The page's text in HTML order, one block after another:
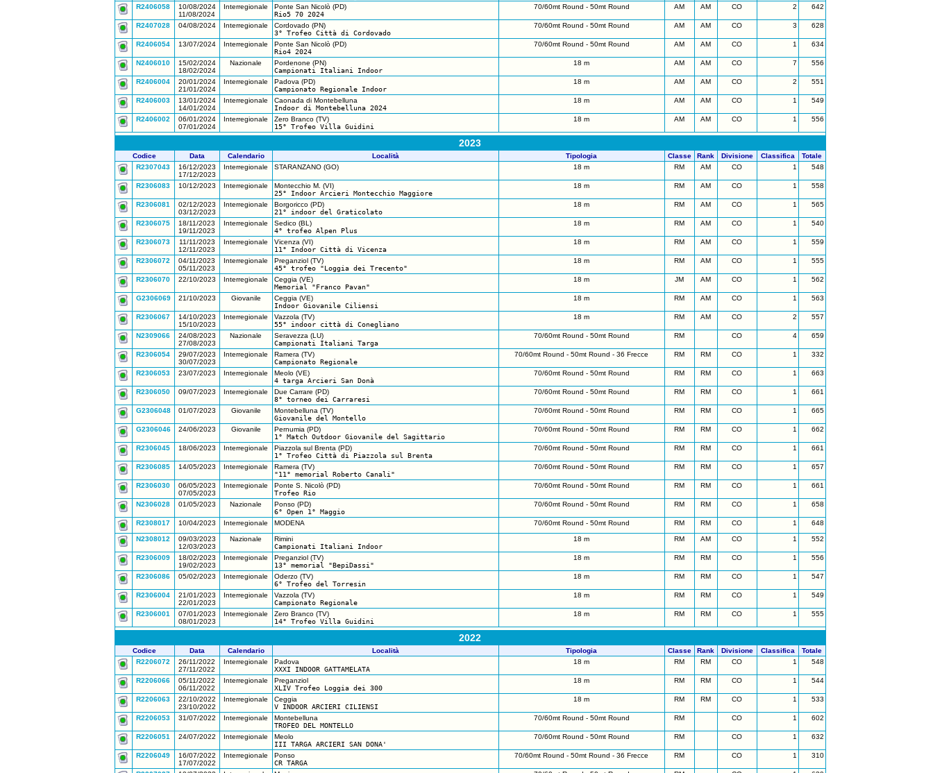
R2406058
10/08/2024
11/08/2024
Interregionale
Ponte San Nicolò (PD)
Rio5 70 2024
70/60mt Round - 50mt Round AM AM CO 2 642
R2407028 04/08/2024 Interregionale
Cordovado (PN)
3° Trofeo Città di Cordovado
70/60mt Round - 50mt Round AM AM CO 3 628
R2406054 13/07/2024 Interregionale
Ponte San Nicolò (PD)
Rio4 2024
70/60mt Round - 50mt Round AM AM CO 1 634
N2406010
15/02/2024
18/02/2024
Nazionale
Pordenone (PN)
Campionati Italiani Indoor
18 m AM AM CO 7 556
R2406004
20/01/2024
21/01/2024
Interregionale
Padova (PD)
Campionato Regionale Indoor
18 m AM AM CO 2 551
R2406003
13/01/2024
14/01/2024
Interregionale
Caonada di Montebelluna
Indoor di Montebelluna 2024
18 m AM AM CO 1 549
R2406002
06/01/2024
07/01/2024
Interregionale
Zero Branco (TV)
15° Trofeo Villa Guidini
18 m AM AM CO 1 556
2023
Codice Data Calendario Località Tipologia Classe Rank Divisione Classifica
Totale
R2307043
16/12/2023
17/12/2023
Interregionale STARANZANO (GO) 18 m RM AM CO 1 548
R2306083 10/12/2023 Interregionale
Montecchio M. (VI)
25° Indoor Arcieri Montecchio Maggiore
18 m RM AM CO 1 558
R2306081
02/12/2023
03/12/2023
Interregionale
Borgoricco (PD)
21° indoor del Graticolato
18 m RM AM CO 1 565
R2306075
18/11/2023
19/11/2023
Interregionale
Sedico (BL)
4° trofeo Alpen Plus
18 m RM AM CO 1 540
R2306073
11/11/2023
12/11/2023
Interregionale
Vicenza (VI)
11° Indoor Città di Vicenza
18 m RM AM CO 1 559
R2306072
04/11/2023
05/11/2023
Interregionale
Preganziol (TV)
45° trofeo "Loggia dei Trecento"
18 m RM AM CO 1 555
R2306070 22/10/2023 Interregionale
Ceggia (VE)
Memorial "Franco Pavan"
18 m JM AM CO 1 562
G2306069 21/10/2023 Giovanile
Ceggia (VE)
Indoor Giovanile Ciliensi
18 m RM AM CO 1 563
R2306067
14/10/2023
15/10/2023
Interregionale
Vazzola (TV)
55° indoor città di Conegliano
18 m RM AM CO 2 557
N2309066
24/08/2023
27/08/2023
Nazionale
Seravezza (LU)
Campionati Italiani Targa
70/60mt Round - 50mt Round RM CO 4 659
R2306054
29/07/2023
30/07/2023
Interregionale
Ramera (TV)
Campionato Regionale
70/60mt Round - 50mt Round - 36 Frecce RM RM CO 1 332
R2306053 23/07/2023 Interregionale
Meolo (VE)
4 targa Arcieri San Donà
70/60mt Round - 50mt Round RM RM CO 1 663
R2306050 09/07/2023 Interregionale
Due Carrare (PD)
8° torneo dei Carraresi
70/60mt Round - 50mt Round RM RM CO 1 661
G2306048 01/07/2023 Giovanile
Montebelluna (TV)
Giovanile del Montello
70/60mt Round - 50mt Round RM RM CO 1 665
G2306046 24/06/2023 Giovanile
Pernumia (PD)
1° Match Outdoor Giovanile del Sagittario
70/60mt Round - 50mt Round RM RM CO 1 662
R2306045 18/06/2023 Interregionale
Piazzola sul Brenta (PD)
1° Trofeo Città di Piazzola sul Brenta
70/60mt Round - 50mt Round RM RM CO 1 661
R2306085 14/05/2023 Interregionale
Ramera (TV)
"11° memorial Roberto Canali"
70/60mt Round - 50mt Round RM RM CO 1 657
R2306030
06/05/2023
07/05/2023
Interregionale
Ponte S. Nicolò (PD)
Trofeo Rio
70/60mt Round - 50mt Round RM RM CO 1 661
N2306028 01/05/2023 Nazionale
Ponso (PD)
6° Open 1° Maggio
70/60mt Round - 50mt Round RM RM CO 1 658
R2308017 10/04/2023 Interregionale MODENA 70/60mt Round - 50mt Round RM RM CO 1 648
N2308012
09/03/2023
12/03/2023
Nazionale
Rimini
Campionati Italiani Indoor
18 m RM AM CO 1 552
R2306009
18/02/2023
19/02/2023
Interregionale
Preganziol (TV)
13° memorial "BepiDassi"
18 m RM RM CO 1 556
R2306086 05/02/2023 Interregionale
Oderzo (TV)
6° Trofeo del Torresin
18 m RM RM CO 1 547
R2306004
21/01/2023
22/01/2023
Interregionale
Vazzola (TV)
Campionato Regionale
18 m RM RM CO 1 549
R2306001
07/01/2023
08/01/2023
Interregionale
Zero Branco (TV)
14° Trofeo Villa Guidini
18 m RM RM CO 1 555
2022
Codice Data Calendario Località Tipologia Classe Rank Divisione Classifica
Totale
R2206072
26/11/2022
27/11/2022
Interregionale
Padova
XXXI INDOOR GATTAMELATA
18 m RM RM CO 1 548
R2206066
05/11/2022
06/11/2022
Interregionale
Preganziol
XLIV Trofeo Loggia dei 300
18 m RM RM CO 1 544
R2206063
22/10/2022
23/10/2022
Interregionale
Ceggia
V INDOOR ARCIERI CILIENSI
18 m RM RM CO 1 533
R2206053 31/07/2022 Interregionale
Montebelluna
TROFEO DEL MONTELLO
70/60mt Round - 50mt Round RM CO 1 602
R2206051 24/07/2022 Interregionale
Meolo
III TARGA ARCIERI SAN DONA'
70/60mt Round - 50mt Round RM CO 1 632
R2206049
16/07/2022
17/07/2022
Interregionale
Ponso
CR TARGA
70/60mt Round - 50mt Round - 36 Frecce RM CO 1 310